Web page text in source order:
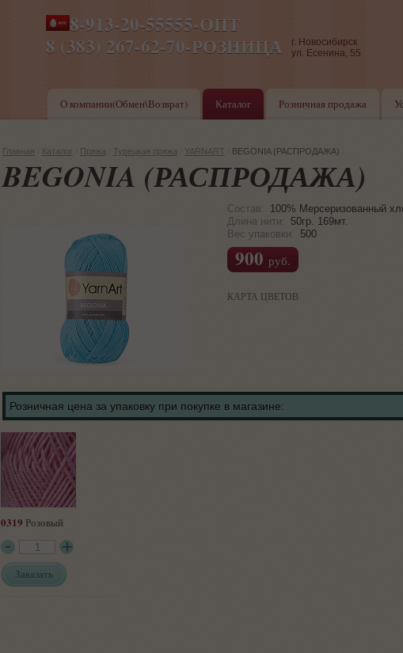
8-913-20-55555-ОПТ
8 (383) 267-62-70-РОЗНИЦА
ПН-ПТ 8-17,СБ-ВС 9-17
г. Новосибирск
ул. Есенина, 55
О компании(Обмен\Возврат) Каталог Розничная продажа
Главная Каталог Пряжа Турецкая пряжа YARNART BEGONIA (РАСПРОДАЖА)
BEGONIA (РАСПРОДАЖА)
Состав:
100% Мерсеризованный
Длина нити:
50гр. 169мт.
Вес упаковки:
500
900 руб.
КАРТА ЦВЕТОВ
Розничная цена за упаковку при покупке в магазине:
0319 Розовый
Заказать